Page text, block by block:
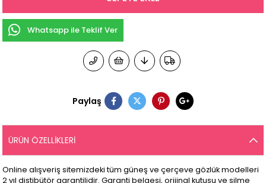
Whatsapp ile Teklif Ver
Paylaş
ÜRÜN ÖZELLIKLERI
Online alışveriş sitemizdeki tüm güneş ve çerçeve gözlük modelleri
2 yıl distibütör garantilidir. Garanti belgesi, orijinal kutusu ve silme